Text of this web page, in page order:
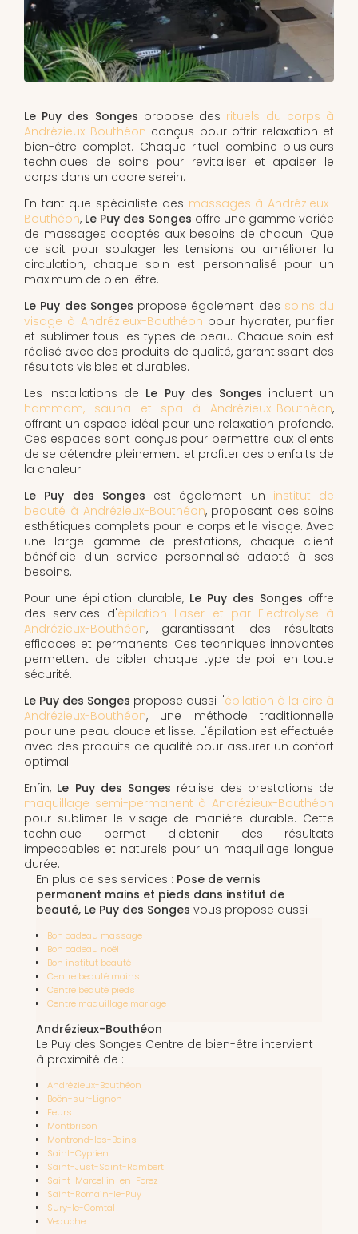
Le Puy des Songes propose des rituels du corps à
Andrézieux-Bouthéon conçus pour offrir relaxation et
bien-être complet. Chaque rituel combine plusieurs
techniques de soins pour revitaliser et apaiser le
corps dans un cadre serein.
En tant que spécialiste des massages à Andrézieux-
Bouthéon, Le Puy des Songes offre une gamme variée
de massages adaptés aux besoins de chacun. Que
ce soit pour soulager les tensions ou améliorer la
circulation, chaque soin est personnalisé pour un
maximum de bien-être.
Le Puy des Songes propose également des soins du
visage à Andrézieux-Bouthéon pour hydrater, purifier
et sublimer tous les types de peau. Chaque soin est
réalisé avec des produits de qualité, garantissant des
résultats visibles et durables.
Les installations de Le Puy des Songes incluent un
hammam, sauna et spa à Andrézieux-Bouthéon,
offrant un espace idéal pour une relaxation profonde.
Ces espaces sont conçus pour permettre aux clients
de se détendre pleinement et profiter des bienfaits de
la chaleur.
Le Puy des Songes est également un institut de
beauté à Andrézieux-Bouthéon, proposant des soins
esthétiques complets pour le corps et le visage. Avec
une large gamme de prestations, chaque client
bénéficie d'un service personnalisé adapté à ses
besoins.
Pour une épilation durable, Le Puy des Songes offre
des services d'épilation Laser et par Electrolyse à
Andrézieux-Bouthéon, garantissant des résultats
efficaces et permanents. Ces techniques innovantes
permettent de cibler chaque type de poil en toute
sécurité.
Le Puy des Songes propose aussi l'épilation à la cire à
Andrézieux-Bouthéon, une méthode traditionnelle
pour une peau douce et lisse. L'épilation est effectuée
avec des produits de qualité pour assurer un confort
optimal.
Enfin, Le Puy des Songes réalise des prestations de
maquillage semi-permanent à Andrézieux-Bouthéon
pour sublimer le visage de manière durable. Cette
technique permet d'obtenir des résultats
impeccables et naturels pour un maquillage longue
durée.
En plus de ses services : Pose de vernis
permanent mains et pieds dans institut de
beauté, Le Puy des Songes vous propose aussi :
Bon cadeau massage
Bon cadeau noël
Bon institut beauté
Centre beauté mains
Centre beauté pieds
Centre maquillage mariage
Andrézieux-Bouthéon
Le Puy des Songes Centre de bien-être intervient
à proximité de :
Andrézieux-Bouthéon
Boën-sur-Lignon
Feurs
Montbrison
Montrond-les-Bains
Saint-Cyprien
Saint-Just-Saint-Rambert
Saint-Marcellin-en-Forez
Saint-Romain-le-Puy
Sury-le-Comtal
Veauche